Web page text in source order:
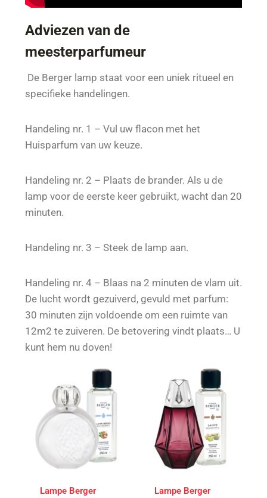
Adviezen van de
meesterparfumeur
De Berger lamp staat voor een uniek ritueel en
specifieke handelingen.
Handeling nr. 1 – Vul uw flacon met het
Huisparfum van uw keuze.
Handeling nr. 2 – Plaats de brander. Als u de
lamp voor de eerste keer gebruikt, wacht dan 20
minuten.
Handeling nr. 3 – Steek de lamp aan.
Handeling nr. 4 – Blaas na 2 minuten de vlam uit.
De lucht wordt gezuiverd, gevuld met parfum:
30 minuten zijn voldoende om een ruimte van
12m2 te zuiveren. De betovering vindt plaats… U
kunt hem nu doven!
Lampe Berger
Lampe Berger